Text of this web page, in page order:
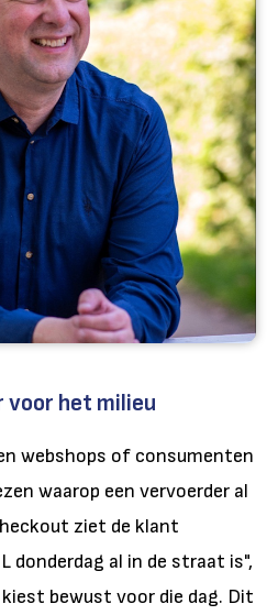
voor het milieu
webshops of consumenten
waarop een vervoerder al
ziet de klant
donderdag al in de straat is",
bewust voor die dag. Dit